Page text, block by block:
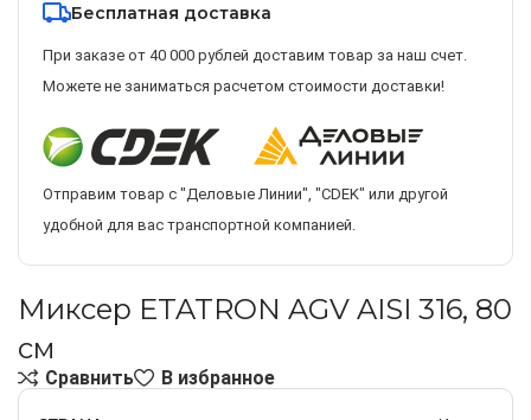
Бесплатная доставка
При заказе от 40 000 рублей доставим товар за наш счет.
Можете не заниматься расчетом стоимости доставки!
Отправим товар с "Деловые Линии", "CDEK" или другой
удобной для вас транспортной компанией.
Миксер ETATRON AGV AISI 316, 80
см
Сравнить В избранное